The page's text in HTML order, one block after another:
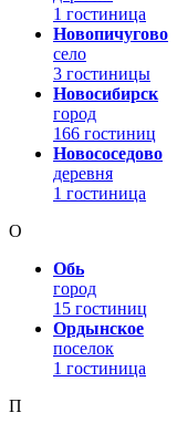
1 гостиница
Новопичугово
село
3 гостиницы
Новосибирск
город
166 гостиниц
Новососедово
деревня
1 гостиница
О
Обь
город
15 гостиниц
Ордынское
поселок
1 гостиница
П